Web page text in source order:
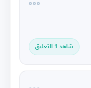
شاهد 1 التعليق